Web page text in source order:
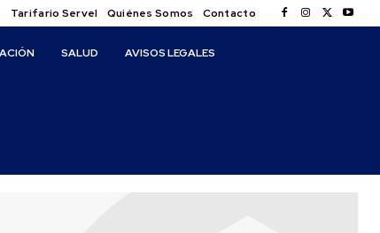
Tarifario Servel Quiénes Somos Contacto
SALUD AVISOS LEGALES